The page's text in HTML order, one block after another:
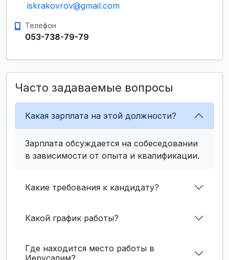
iskrakovrov@gmail.com
Телефон
053-738-79-79
Часто задаваемые вопросы
Какая зарплата на этой должности?
Зарплата обсуждается на собеседовании
в зависимости от опыта и квалификации.
Какие требования к кандидату?
Какой график работы?
Где находится место работы в
Иерусалим?